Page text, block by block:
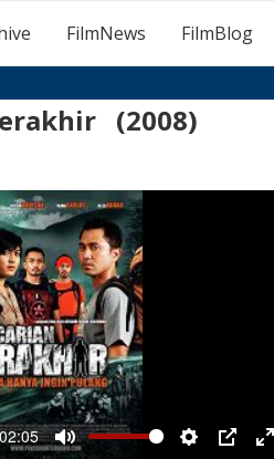
FilmNews FilmBlog
(2008)